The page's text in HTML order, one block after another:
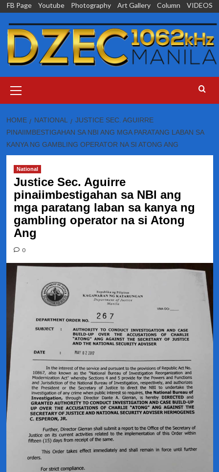
Skip
content
FB Page Youtube Photography Art Gallery Column VIDEOS
Menu
HOME NATIONAL
JUSTICE SEC. AGUIRRE
PINAIIMBESTIGAHAN SA NBI ANG MGA PARATANG LABAN SA
KANYA NG GAMBLING OPERATOR NA SI ATONG ANG
National
Justice Sec. Aguirre
pinaiimbestigahan sa NBI ang
mga paratang laban sa kanya ng
gambling operator na si Atong
Ang
0